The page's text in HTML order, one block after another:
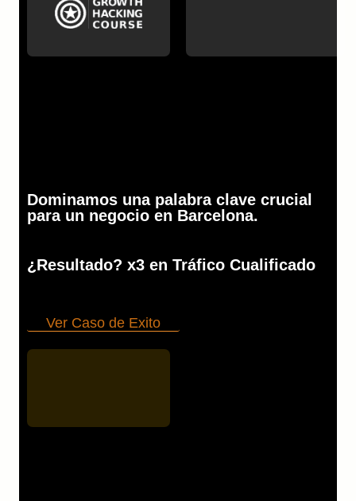
Dominamos una palabra clave crucial
para un negocio en Barcelona.
¿Resultado? x3 en Tráfico Cualificado
Ver Caso de Exito